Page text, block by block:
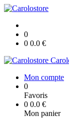
0
0 0.0 €
Mon compte
0
Favoris
0 0.0 €
Mon panier